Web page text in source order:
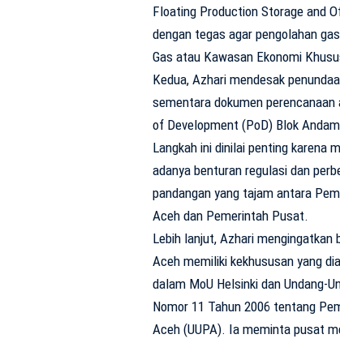
Floating Production Storage and
dengan tegas agar pengolahan
Gas atau Kawasan Ekonomi
Kedua, Azhari mendesak
sementara dokumen perencanaan
of Development (PoD) Blok
Langkah ini dinilai penting karena
adanya benturan regulasi dan
pandangan yang tajam antara
Aceh dan Pemerintah Pusat.
Lebih lanjut, Azhari mengingatkan
Aceh memiliki kekhususan yang
dalam MoU Helsinki dan Undang-
Nomor 11 Tahun 2006 tentang
Aceh (UUPA). Ia meminta pusat